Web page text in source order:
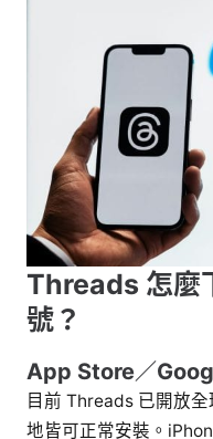
Threads 怎麼
號？
App Store／
目前 Threads 已開放
地皆可正常安裝。